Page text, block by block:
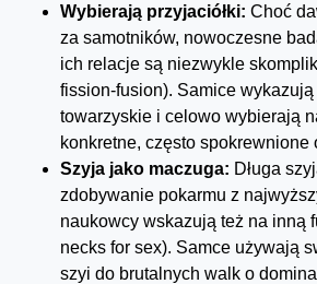
Wybierają przyjaciółki: Choć
za samotników, nowoczesne
ich relacje są niezwykle
fission-fusion). Samice
towarzyskie i celowo wybierają
konkretne, często spokrewnione
Szyja jako maczuga: Długa
zdobywanie pokarmu z
naukowcy wskazują też na inną
necks for sex). Samce używają
szyi do brutalnych walk o